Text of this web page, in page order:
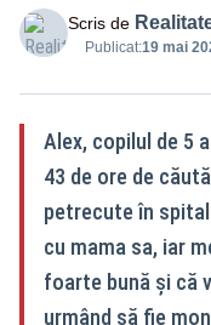
Scris de
Publicat:19 mai
Alex, copilul de 5
43 de ore de
petrecute în
cu mama sa, iar
foarte bună și că
urmând să fie